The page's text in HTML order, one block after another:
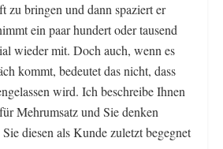
zu bringen und dann spaziert er
ein paar hundert oder tausend
wieder mit. Doch auch, wenn es
kommt, bedeutet das nicht, dass
wird. Ich beschreibe Ihnen
Mehrumsatz und Sie denken
diesen als Kunde zuletzt begegnet